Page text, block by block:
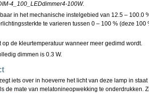
4_100_LEDdimmer4-100W.
in het mechanische instelgebied van 12.5 – 100.0
te varieren tussen 0 – 100 % (deze
op de kleurtemperatuur wanneer meer gedimd wordt.
dimmen is 0.3 W.
iets over in hoeverre het licht van deze lamp in
de mate van melatonineopwekking te onderdrukken.